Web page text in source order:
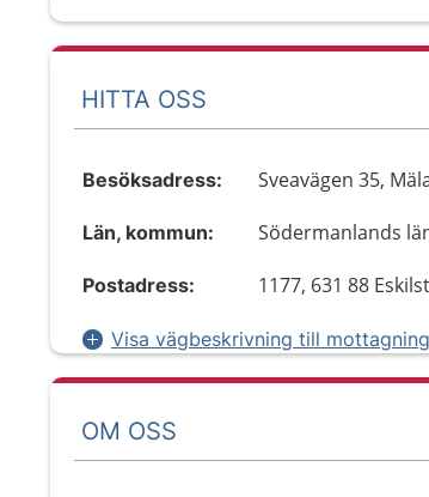
HITTA OSS
Besöksadress: Sveavägen 35,
Län, kommun: Södermanlands
Postadress: 1177, 631 88
Visa vägbeskrivning till
OM OSS